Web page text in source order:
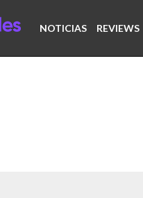
NOTICIAS REVIEWS